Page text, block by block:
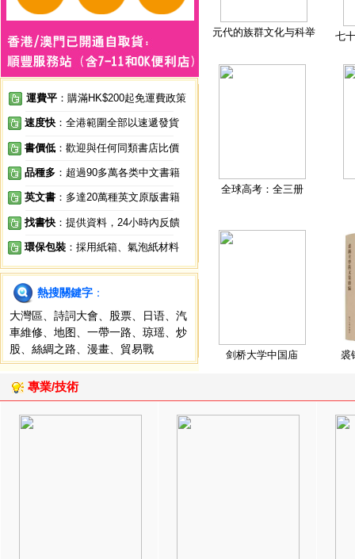
運費平 ：購滿HK$200起免運費政策
速度快 ：全港範圍全部以速遞發貨
書價低 ：歡迎與任何同類書店比價
品種多 ：超過90多萬各类中文書籍
英文書 ：多達20萬種英文原版書籍
找書快 ：提供資料，24小時內反饋
環保包裝 ：採用紙箱、氣泡紙材料
熱搜關鍵字 ：
大灣區
詩詞大會 股票 日语
汽
車維修
地图 一帶一路 琼瑶
炒
股
絲綢之路 漫畫 貿易戰
元代的族群文化与科举 七
全球高考：全三册
剑桥大学中国庙 裘
專業/技術